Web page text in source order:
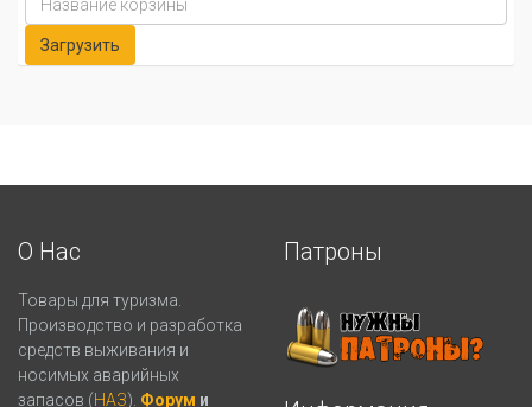
О Нас
Товары для туризма.
Производство и разработка
средств выживания и
носимых аварийных
запасов (НАЗ). Форум и
Патроны